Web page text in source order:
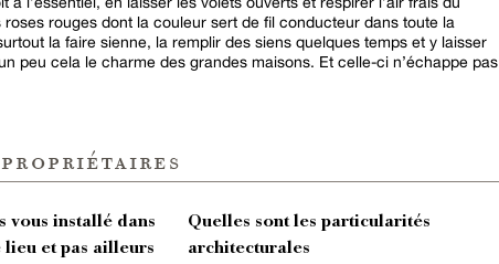
roses rouges dont la couleur sert de fil conducteur dans toute la
la faire sienne, la remplir des siens quelques temps et y laisser
peu cela le charme des grandes maisons. Et celle-ci n’échappe pas
vous installé dans
lieu et pas ailleurs
Quelles sont les particularités
architecturales